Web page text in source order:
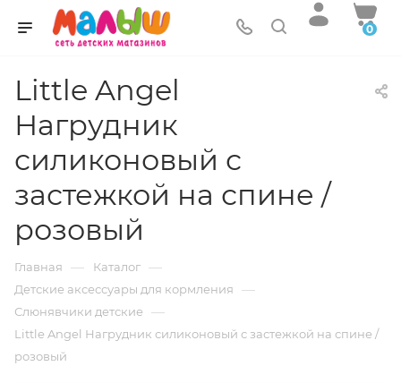
0
Little Angel
Нагрудник
силиконовый с
застежкой на спине /
розовый
Главная — Каталог —
Детские аксессуары для кормления —
Слюнявчики детские —
Little Angel Нагрудник силиконовый с застежкой на спине /
розовый